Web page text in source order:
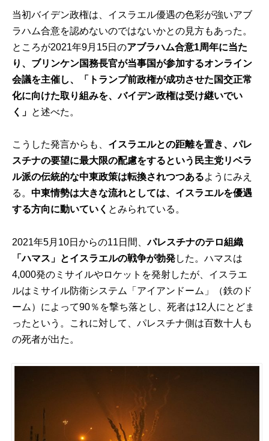
当初バイデン政権は、イスラエル優遇の色彩が強いアブ
ラハム合意を認めないのではないかとの見方もあった。
ところが2021年9月15日のアブラハム合意1周年に当た
り、ブリンケン国務長官が当事国が参加するオンライン
会議を主催し、「トランプ前政権が成功させた国交正常
化に向けた取り組みを、バイデン政権は受け継いでい
く」 と述べた。
こうした発言からも、 イスラエルとの距離を置き、パレ
スチナの要望に最大限の配慮をするという民主党リベラ
ル派の伝統的な中東政策は転換されつつあるようにみえ
る。中東情勢は大きな流れとしては、イスラエルを優遇
する方向に動いていく とみられている。
2021年5月10日からの11日間、パレスチナのテロ組織
「ハマス」とイスラエルの戦争が勃発した。ハマスは
4,000発のミサイルやロケットを発射したが、イスラエ
ルはミサイル防衛システム「アイアンドーム」（鉄のド
ーム）によって90％を撃ち落とし、死者は12人にとどま
ったという。これに対して、パレスチナ側は百数十人も
の死者が出た。